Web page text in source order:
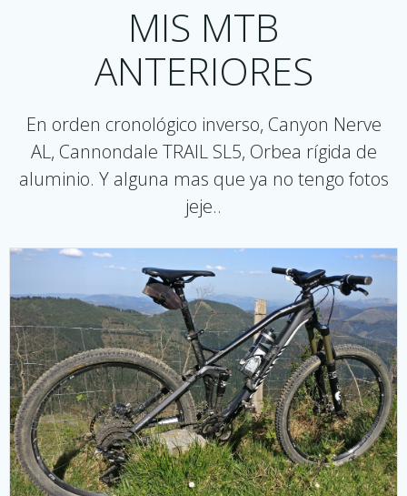
MIS MTB
ANTERIORES
En orden cronológico inverso, Canyon Nerve
AL, Cannondale TRAIL SL5, Orbea rígida de
aluminio. Y alguna mas que ya no tengo fotos
jeje..